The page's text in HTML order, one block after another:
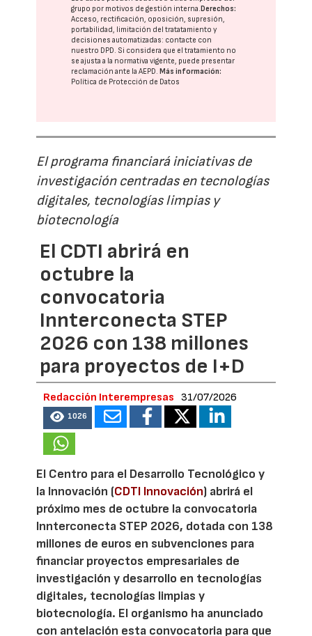
grupo por motivos de gestión interna. Derechos:
Acceso, rectificación, oposición, supresión,
portabilidad, limitación del tratatamiento y
decisiones automatizadas: contacte con
nuestro DPD. Si considera que el tratamiento no
se ajusta a la normativa vigente, puede presentar
reclamación ante laAEPD. Más información:
Política de Protección de Datos
El programa financiará iniciativas de
investigación centradas en tecnologías
digitales, tecnologías limpias y
biotecnología
El CDTI abrirá en
octubre la
convocatoria
Innterconecta STEP
2026 con 138 millones
para proyectos de I+D
Redacción Interempresas 31/07/2026
1026
El Centro para el Desarrollo Tecnológico y
la Innovación (CDTI Innovación) abrirá el
próximo mes de octubre la convocatoria
Innterconecta STEP 2026, dotada con 138
millones de euros en subvenciones para
financiar proyectos empresariales de
investigación y desarrollo en tecnologías
digitales, tecnologías limpias y
biotecnología. El organismo ha anunciado
con antelación esta convocatoria para que